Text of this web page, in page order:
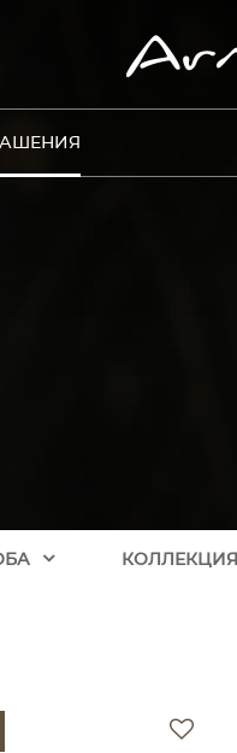
КОЛЛЕКЦИЯ